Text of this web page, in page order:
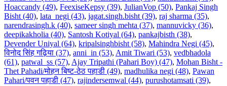
Hoaccandy (49), FeexiseKepsy (39), JulianVop (50), Pankaj Singh
Bisht (40), lata_negi (43), jagat.singh.bisht (39), raj sharma (35),
narendrasingh.k (40), sameer singh mehta (37), mannuvicky (36),
deepikakholia (40), Santosh Kotiyal (64), pankajbisth (38),
Devender Uniyal (64), kripalsinghbisht (58), Mahindra Negi (45),
विनोद सिंह गढ़िया (37), anni_in (53), Amit Tiwari (53), vedbhadola
(61), patwal_ss (57), Ajay Tripathi (Pahari Boy) (47), Mohan Bisht -
Thet Pahadi/मोहन बिष्ट-ठेठ पहाडी (49), madhulika negi (48), Pawan
Pahari/पवन पहाडी (47), rajindersemwal (44), purushotamsati (39),